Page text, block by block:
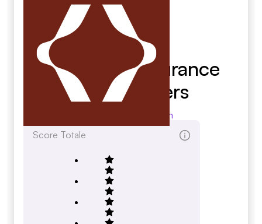
Advanced Insurance
Underwriters
advancedins.com
Score Totale